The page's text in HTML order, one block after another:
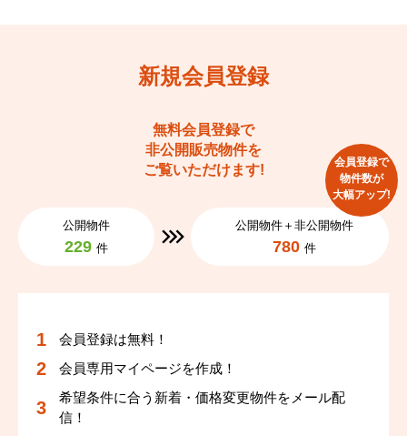
新規会員登録
無料会員登録で
非公開販売物件を
ご覧いただけます!
公開物件
229 件
公開物件＋非公開物件
780 件
会員登録で
物件数が
大幅アップ!
会員登録は無料！
会員専用マイページを作成！
希望条件に合う新着・価格変更物件をメール配
信！